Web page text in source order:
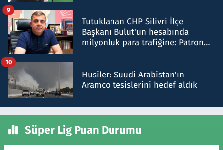
Tutuklanan CHP Silivri İlçe
Başkanı Bulut'un hesabında
milyonluk para trafiğine: Patron
9
Husiler: Suudi Arabistan'ın
Aramco tesislerini hedef aldık
10
Süper Lig Puan Durumu